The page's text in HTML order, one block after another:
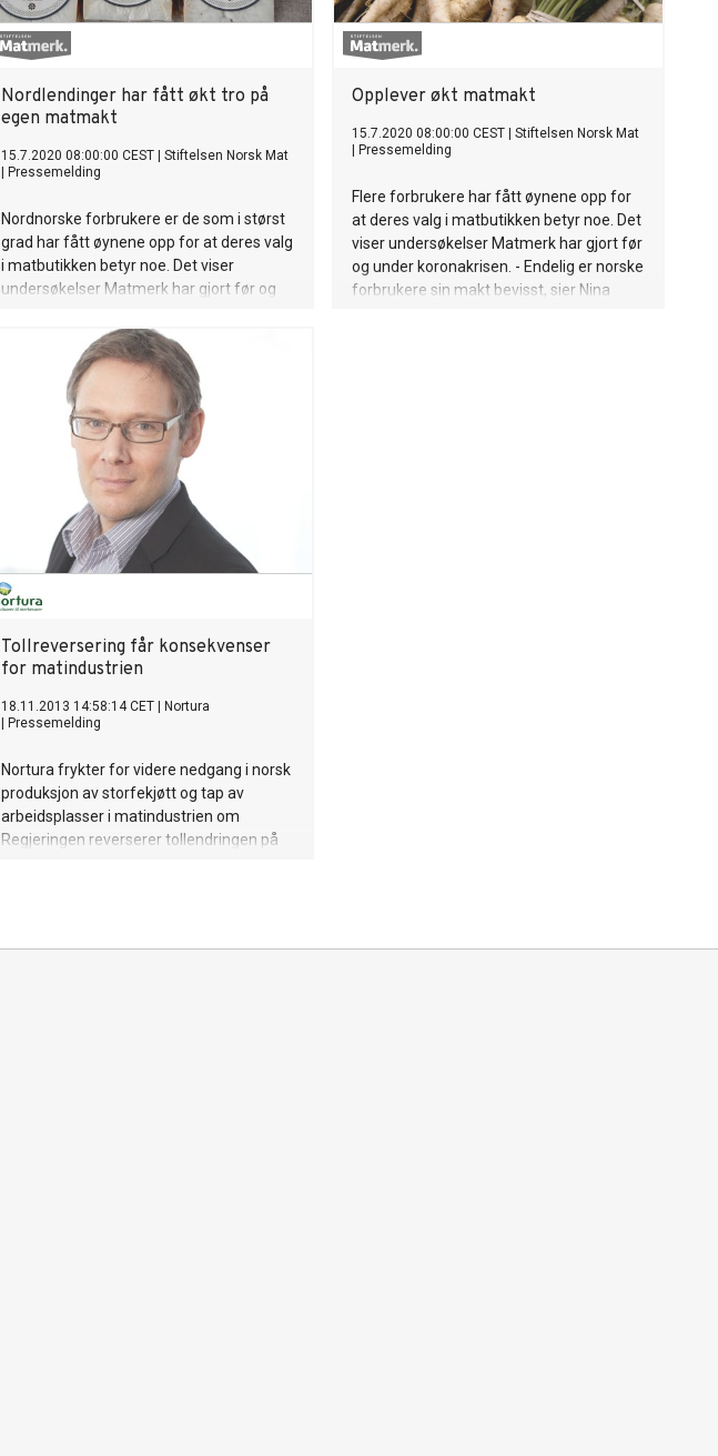
Nordlendinger har fått økt tro på
egen matmakt
15.7.2020 08:00:00 CEST
Stiftelsen Norsk Mat
Pressemelding
Nordnorske forbrukere er de som i størst
grad har fått øynene opp for at deres valg
i matbutikken betyr noe. Det viser
undersøkelser Matmerk har gjort før og
Norge skjønner at deres valg i butikken er
viktig, sier Nina Sundqvist,
administerende direktør i Stiftelsen
Matmerk.
Opplever økt matmakt
15.7.2020 08:00:00 CEST
Stiftelsen Norsk Mat
Pressemelding
Flere forbrukere har fått øynene opp for
at deres valg i matbutikken betyr noe. Det
viser undersøkelser Matmerk har gjort før
og under koronakrisen. - Endelig er norske
forbrukere sin makt bevisst, sier Nina
Tollreversering får konsekvenser
for matindustrien
18.11.2013 14:58:14 CET
Nortura
Pressemelding
Nortura frykter for videre nedgang i norsk
produksjon av storfekjøtt og tap av
arbeidsplasser i matindustrien om
Regjeringen reverserer tollendringen på